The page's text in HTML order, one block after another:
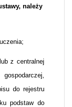
należy
z centralnej
do rejestru
podstaw do